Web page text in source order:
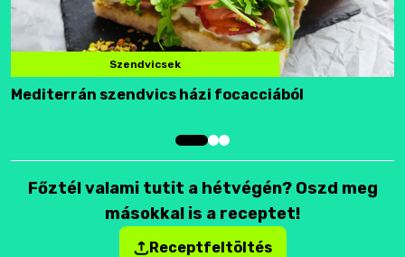
Szendvicsek
Mediterrán szendvics házi focacciából
Főztél valami tutit a hétvégén? Oszd meg
másokkal is a receptet!
Receptfeltöltés